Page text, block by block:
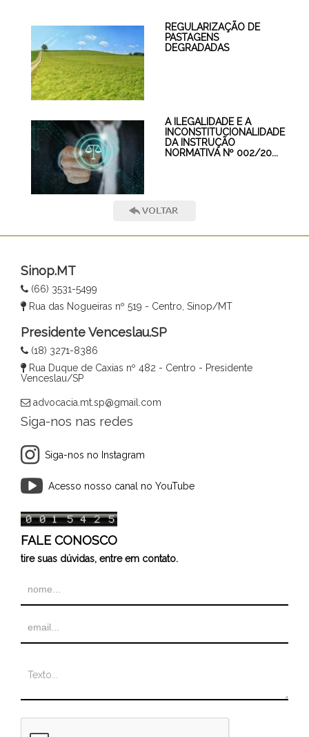
REGULARIZAÇÃO DE
PASTAGENS
DEGRADADAS
A ILEGALIDADE E A
INCONSTITUCIONALIDADE
DA INSTRUÇÃO
NORMATIVA Nº 002/20...
Sinop.MT
(66) 3531-5499
Rua das Nogueiras nº 519 - Centro, Sinop/MT
Presidente Venceslau.SP
(18) 3271-8386
Rua Duque de Caxias nº 482 - Centro - Presidente
Venceslau/SP
advocacia.mt.sp@gmail.com
Siga-nos nas redes
Siga-nos no Instagram
Acesso nosso canal no YouTube
FALE CONOSCO
tire suas dúvidas, entre em contato.